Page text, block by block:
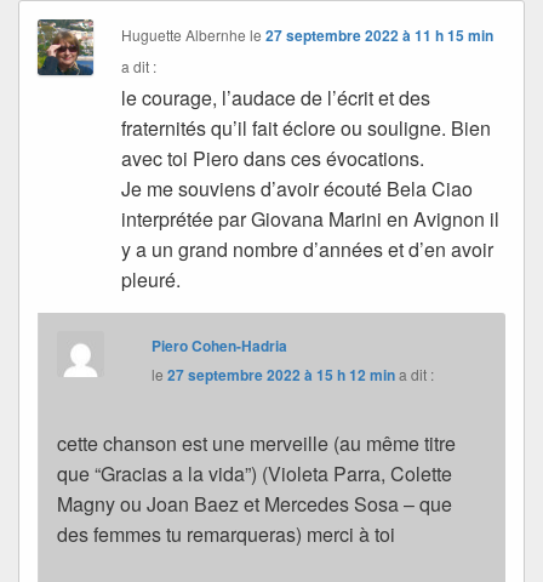
Huguette Albernhe le27 septembre 2022 à 11 h 15 min
a dit :
le courage, l’audace de l’écrit et des
fraternités qu’il fait éclore ou souligne. Bien
avec toi Piero dans ces évocations.
Je me souviens d’avoir écouté Bela Ciao
interprétée par Giovana Marini en Avignon il
y a un grand nombre d’années et d’en avoir
pleuré.
Piero Cohen-Hadria
le27 septembre 2022 à 15 h 12 mina dit :
cette chanson est une merveille (au même titre
que “Gracias a la vida”) (Violeta Parra, Colette
Magny ou Joan Baez et Mercedes Sosa – que
des femmes tu remarqueras) merci à toi